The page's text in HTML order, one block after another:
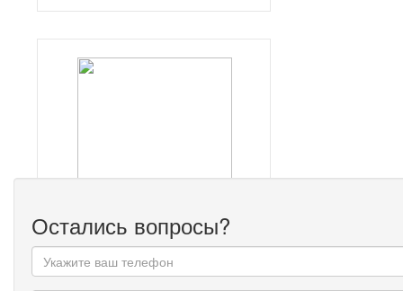
Блок парктроника gw sailor -
3818510a3-s
Остались вопросы?